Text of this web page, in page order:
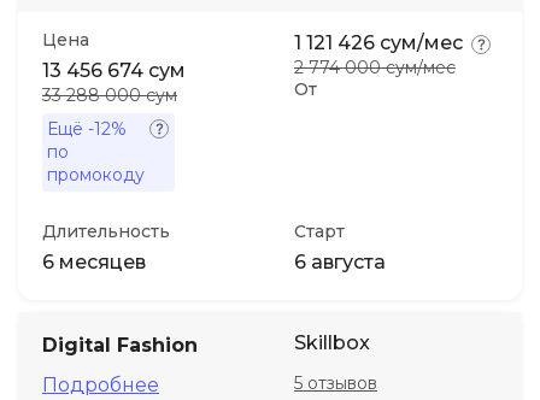
Цена
13 456 674 сум
33 288 000 сум
Ещё -12%
по
промокоду
От
1 121 426 сум/мес
2 774 000 сум/мес
Длительность
6 месяцев
Старт
6 августа
Digital Fashion
Подробнее
Skillbox
5 отзывов